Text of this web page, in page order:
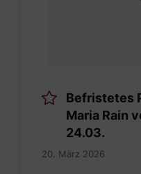
Befristetes
Maria Rain
24.03.
20. März 2026